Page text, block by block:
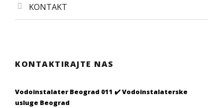
KONTAKT
KONTAKTIRAJTE NAS
Vodoinstalater Beograd 011 ✔️ Vodoinstalaterske
usluge Beograd